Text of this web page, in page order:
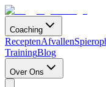
Coaching
ReceptenAfvallen
TrainingBlog
Over Ons